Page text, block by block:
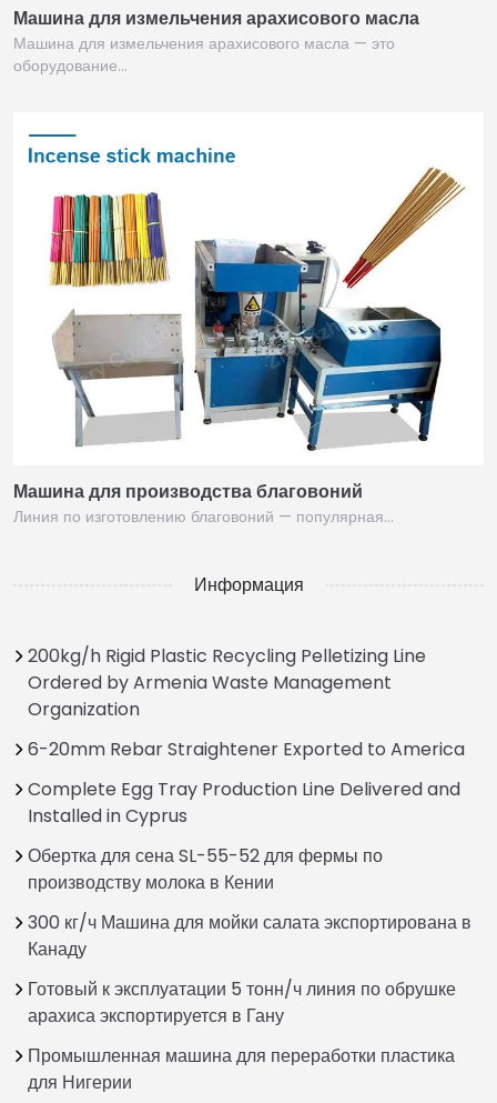
Машина для измельчения арахисового масла
Машина для измельчения арахисового масла — это
оборудование…
Машина для производства благовоний
Линия по изготовлению благовоний — популярная…
Информация
200kg/h Rigid Plastic Recycling Pelletizing Line
Ordered by Armenia Waste Management
Organization
6-20mm Rebar Straightener Exported to America
Complete Egg Tray Production Line Delivered and
Installed in Cyprus
Обертка для сена SL-55-52 для фермы по
производству молока в Кении
300 кг/ч Машина для мойки салата экспортирована в
Канаду
Готовый к эксплуатации 5 тонн/ч линия по обрушке
арахиса экспортируется в Гану
Промышленная машина для переработки пластика
для Нигерии